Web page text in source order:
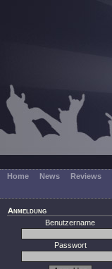
Home News Reviews
Anmeldung
Benutzername
Passwort